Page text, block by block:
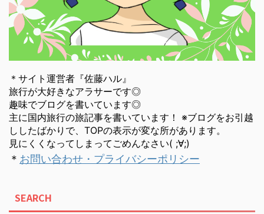
＊サイト運営者『佐藤ハル』
旅行が大好きなアラサーです◎
趣味でブログを書いています◎
主に国内旅行の旅記事を書いています！ ※ブログをお引越
ししたばかりで、TOPの表示が変な所があります。
見にくくなってしまってごめんなさい( ;∀;)
＊ お問い合わせ・プライバシーポリシー
SEARCH